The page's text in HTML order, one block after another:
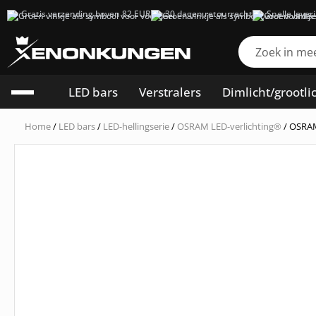
Gratis verzending boven 82 EUR 30 dagen retourrecht Snelle
LED bars Verstralers Dimlicht/
Home/ LED bars/ LED-hellingserie/ OSRAM LED-verlichting® /